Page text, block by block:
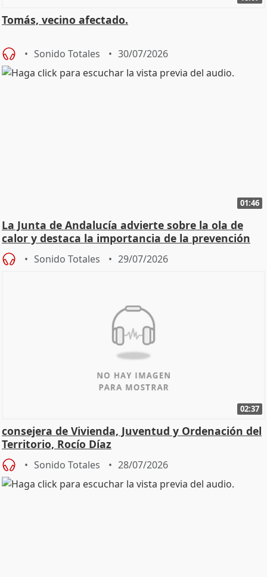
Tomás, vecino afectado.
Sonido Totales 30/07/2026
01:46
La Junta de Andalucía advierte sobre la ola de
calor y destaca la importancia de la prevención
Sonido Totales 29/07/2026
02:37
consejera de Vivienda, Juventud y Ordenación del
Territorio, Rocío Díaz
Sonido Totales 28/07/2026